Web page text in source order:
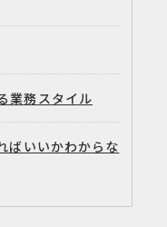
業務スタイル
ばいいかわからな